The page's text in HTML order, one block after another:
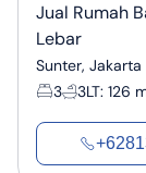
Jual Rumah
Lebar
Sunter, Jakarta
3
3LT: 126